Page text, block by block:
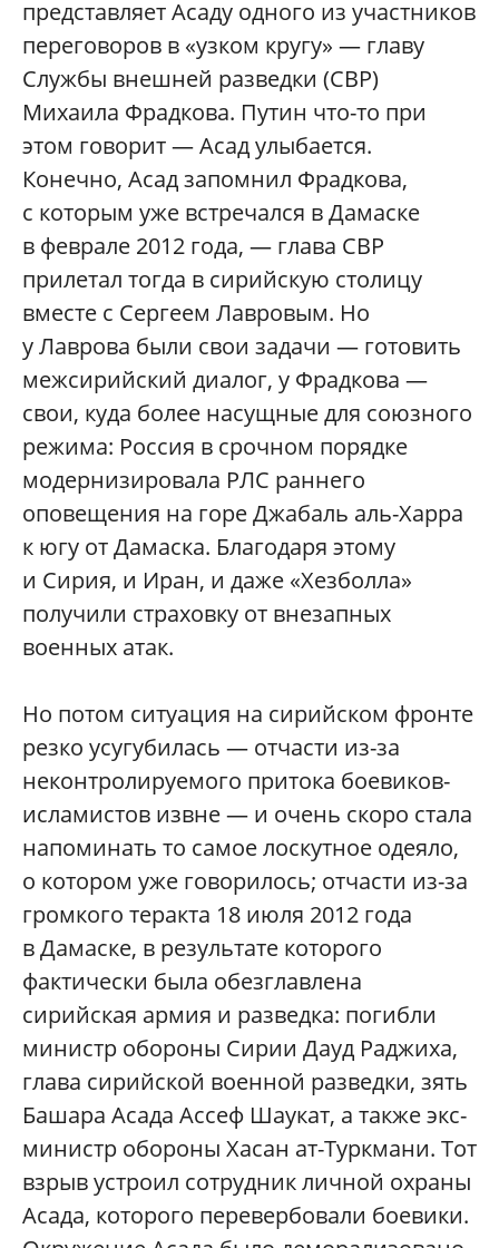
представляет Асаду одного из участников
переговоров в «узком кругу» — главу
Службы внешней разведки (СВР)
Михаила Фрадкова. Путин что-то при
этом говорит — Асад улыбается.
Конечно, Асад запомнил Фрадкова,
с которым уже встречался в Дамаске
в феврале 2012 года, — глава СВР
прилетал тогда в сирийскую столицу
вместе с Сергеем Лавровым. Но
у Лаврова были свои задачи — готовить
межсирийский диалог, у Фрадкова —
свои, куда более насущные для союзного
режима: Россия в срочном порядке
модернизировала РЛС раннего
оповещения на горе Джабаль аль-Харра
к югу от Дамаска. Благодаря этому
и Сирия, и Иран, и даже «Хезболла»
получили страховку от внезапных
военных атак.
Но потом ситуация на сирийском фронте
резко усугубилась — отчасти из-за
неконтролируемого притока боевиков-
исламистов извне — и очень скоро стала
напоминать то самое лоскутное одеяло,
о котором уже говорилось; отчасти из-за
громкого теракта 18 июля 2012 года
в Дамаске, в результате которого
фактически была обезглавлена
сирийская армия и разведка: погибли
министр обороны Сирии Дауд Раджиха,
глава сирийской военной разведки, зять
Башара Асада Ассеф Шаукат, а также экс-
министр обороны Хасан ат-Туркмани. Тот
взрыв устроил сотрудник личной охраны
Асада, которого перевербовали боевики.